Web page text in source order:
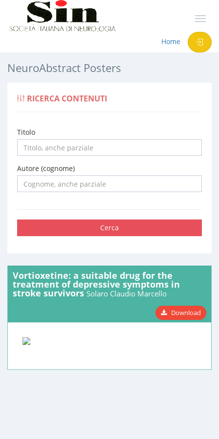
Home
NeuroAbstract Posters
RICERCA CONTENUTI
Titolo
Autore (cognome)
Cerca
Vortioxetine: a suitable drug for the
treatment of depressive symptoms in
stroke survivors Solaro Claudio Marcello
Download